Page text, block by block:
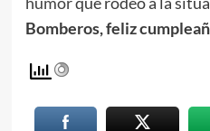
Bomberos, feliz